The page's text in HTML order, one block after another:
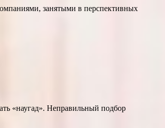
занятыми в перспективных
«наугад». Неправильный подбор